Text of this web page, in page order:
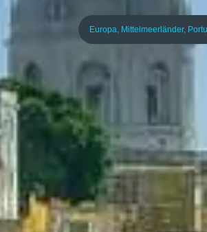
Europa, Mittelmeerländer,